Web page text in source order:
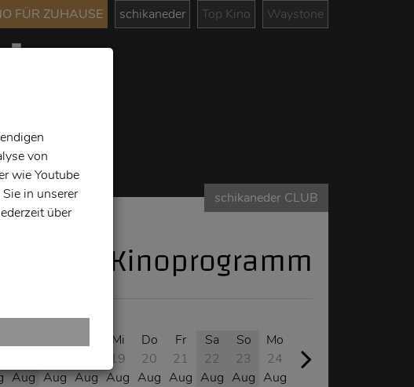
FÜR ZUHAUSE schikaneder Top Kino Waystone
schikaneder CLUB
Kinoprogramm
Aug Aug Aug
Mi
19
Aug
Do
20
Aug
Fr
21
Aug
Sa
22
Aug
So
23
Aug
Mo
24
Aug
25
von
wie Youtube
in unserer
über